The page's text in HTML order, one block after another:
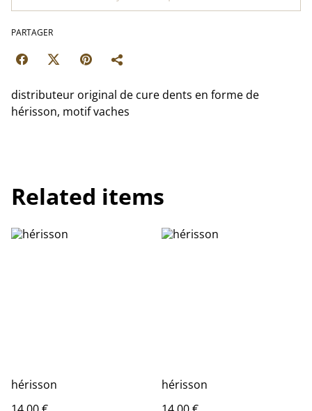
PARTAGER
distributeur original de cure dents en forme de
hérisson, motif vaches
Related items
hérisson
hérisson